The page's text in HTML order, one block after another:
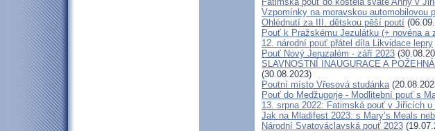
Vzpomínky na moravskou automobilovou
Ohlédnutí za III. dětskou pěší poutí
Pouť k Pražskému Jezulátku (+ novéna a
12. národní pouť přátel díla Likvidace lepry
Pouť Nový Jeruzalém - září 2023
SLAVNOSTNÍ INAUGURACE A
(30.08.2023)
Poutní místo Vřesová studánka
Pouť do Medžugorje - Modlitební pouť s
13. srpna 2022: Fatimská pouť v Jiřicích u
Jak na Mladifest 2023: s Mary’s Meals
Národní Svatováclavská pouť 2023